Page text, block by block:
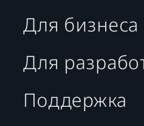
Для бизнеса
Для
Поддержка